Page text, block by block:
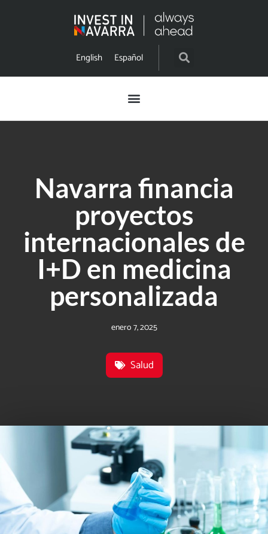
English Español
Navarra financia
proyectos
internacionales de
I+D en medicina
personalizada
enero 7, 2025
Salud